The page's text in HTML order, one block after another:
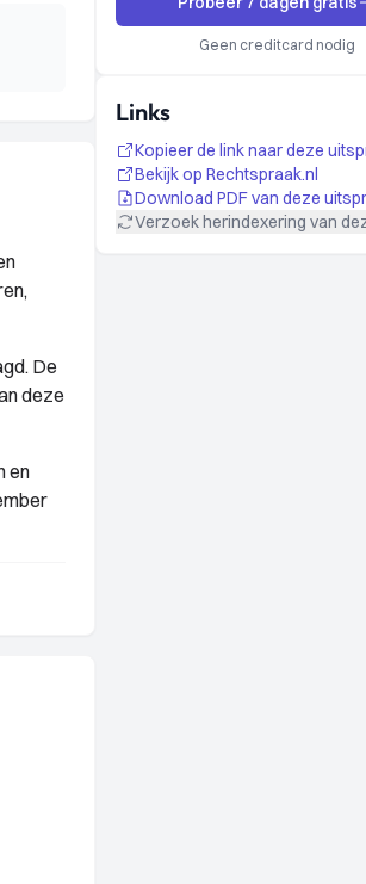
De
deze
en
Geen creditcard nodig
Links
Kopieer de link naar deze
Bekijk op Rechtspraak.nl
Download PDF van deze
Verzoek herindexering van